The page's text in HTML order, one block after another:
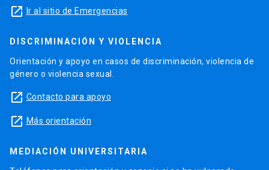
launch Ir al sitio de Emergencias
DISCRIMINACIÓN Y VIOLENCIA
Orientación y apoyo en casos de discriminación, violencia de
género o violencia sexual.
launch Contacto para apoyo
launch Más orientación
MEDIACIÓN UNIVERSITARIA